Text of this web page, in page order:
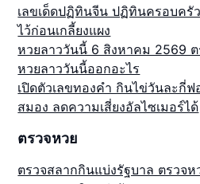
เลขเด็ดปฏิทินจีน ปฏิทินครอบครั
ไว้ก่อนเกลี้ยงแผง
หวยลาววันนี้ 6 สิงหาคม 2569
หวยลาววันนี้ออกอะไร
เปิดตัวเลขทองคำ กินไข่วันละกี่ฟ
สมอง ลดความเสี่ยงอัลไซเมอร์ได้
ตรวจหวย
ตรวจสลากกินแบ่งรัฐบาล ตรวจ